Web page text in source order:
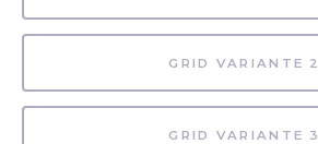
GRID VARIANTE 2
GRID VARIANTE 3